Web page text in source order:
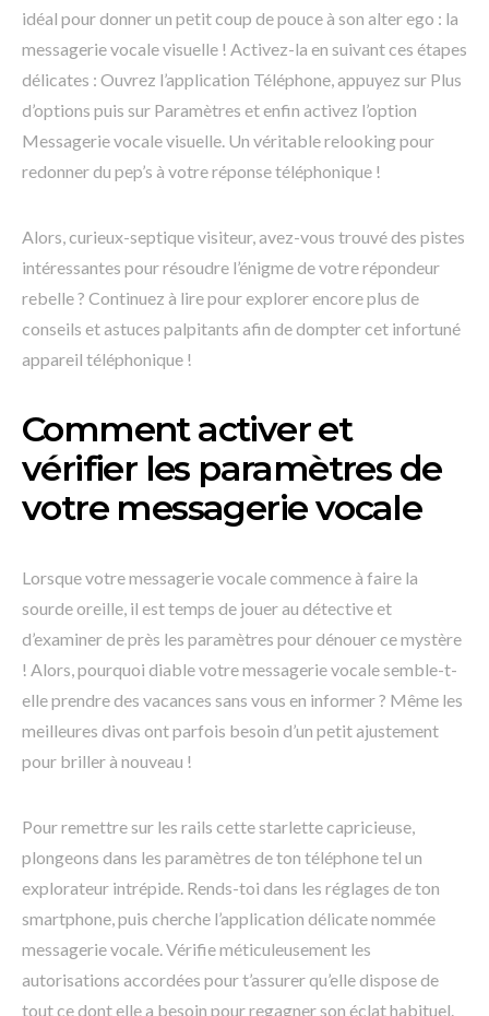
idéal pour donner un petit coup de pouce à son alter ego : la
messagerie vocale visuelle ! Activez-la en suivant ces étapes
délicates : Ouvrez l’application Téléphone, appuyez sur Plus
d’options puis sur Paramètres et enfin activez l’option
Messagerie vocale visuelle. Un véritable relooking pour
redonner du pep’s à votre réponse téléphonique !
Alors, curieux-septique visiteur, avez-vous trouvé des pistes
intéressantes pour résoudre l’énigme de votre répondeur
rebelle ? Continuez à lire pour explorer encore plus de
conseils et astuces palpitants afin de dompter cet infortuné
appareil téléphonique !
Comment activer et
vérifier les paramètres de
votre messagerie vocale
Lorsque votre messagerie vocale commence à faire la
sourde oreille, il est temps de jouer au détective et
d’examiner de près les paramètres pour dénouer ce mystère
! Alors, pourquoi diable votre messagerie vocale semble-t-
elle prendre des vacances sans vous en informer ? Même les
meilleures divas ont parfois besoin d’un petit ajustement
pour briller à nouveau !
Pour remettre sur les rails cette starlette capricieuse,
plongeons dans les paramètres de ton téléphone tel un
explorateur intrépide. Rends-toi dans les réglages de ton
smartphone, puis cherche l’application délicate nommée
messagerie vocale. Vérifie méticuleusement les
autorisations accordées pour t’assurer qu’elle dispose de
tout ce dont elle a besoin pour regagner son éclat habituel.